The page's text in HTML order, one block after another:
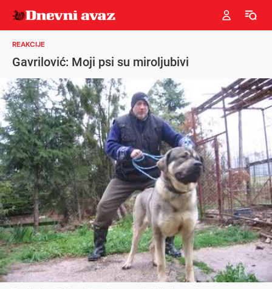
REAKCIJE
Gavrilović: Moji psi su miroljubivi